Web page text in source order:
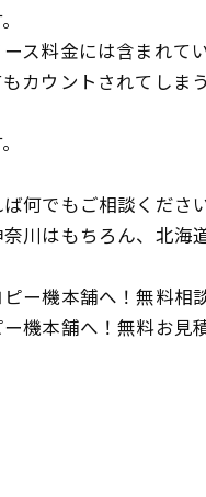
ース料金には含まれて
もカウントされてしま
何でもご相談くださ
川はもちろん、北海
ー機本舗へ！無料
機本舗へ！無料お見